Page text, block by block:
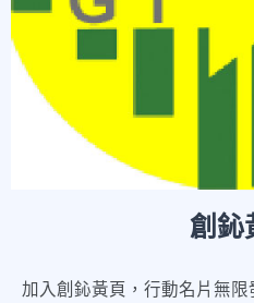
創鈊
加入創鈊黃頁，行動名片無限